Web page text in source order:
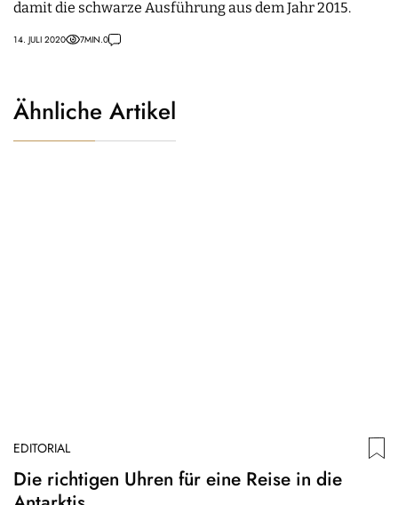
damit die schwarze Ausführung aus dem Jahr 2015.
14. JULI 2020 7MIN.0
Ähnliche Artikel
EDITORIAL
Die richtigen Uhren für eine Reise in die